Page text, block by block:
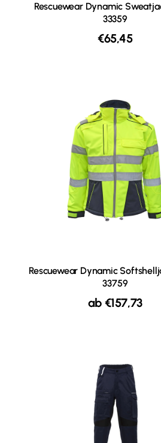
Rescuewear Dynamic
33359
€65,45
Rescuewear Dynamic
33759
ab €157,73